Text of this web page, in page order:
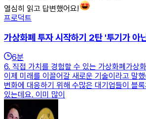
열심히 읽고 답변했어요!
프로덕트
가상화폐 투자 시작하기 2탄 '투기가 아
6분
6. 직접 가치를 경험할 수 있는 가상화폐가상
이제 미래를 이끌어갈 새로운 기술이라고 말
변화에 대응하기 위해 수많은 대기업들이 블
있는데요. 이미 많이